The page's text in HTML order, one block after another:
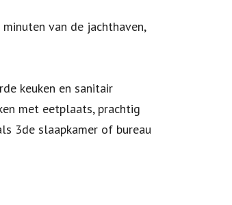
van de jachthaven,
keuken en sanitair
met eetplaats, prachtig
3de slaapkamer of bureau